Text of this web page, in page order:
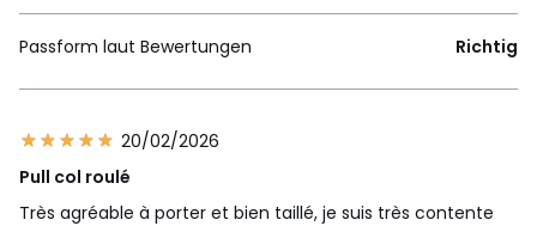
Passform laut Bewertungen Richtig
20/02/2026
Pull col roulé
Très agréable à porter et bien taillé, je suis très contente